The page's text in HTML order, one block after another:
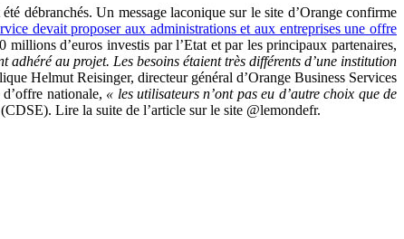
débranchés. Un message laconique sur le site d’Orange confirme
devait proposer aux administrations et aux entreprises une offre
d’euros investis par l’Etat et par les principaux partenaires,
au projet. Les besoins étaient très différents d’une institution
Helmut Reisinger, directeur général d’Orange Business Services
nationale, « les utilisateurs n’ont pas eu d’autre choix que de
Lire la suite de l’article sur le site @lemondefr.